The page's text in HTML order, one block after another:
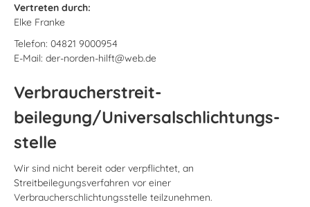
Vertreten durch:
Elke Franke
Telefon: 04821 9000954
E-Mail: der-norden-hilft@web.de
Verbraucher­streit­
beilegung/Universal­schlichtungs­
stelle
Wir sind nicht bereit oder verpflichtet, an
Streitbeilegungsverfahren vor einer
Verbraucherschlichtungsstelle teilzunehmen.